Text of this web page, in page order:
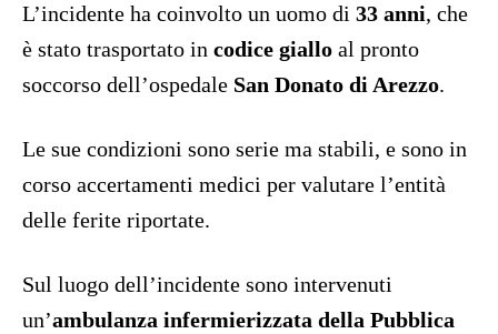
L’incidente ha coinvolto un uomo di 33 anni, che
è stato trasportato in codice giallo al pronto
soccorso dell’ospedale San Donato di Arezzo.
Le sue condizioni sono serie ma stabili, e sono in
corso accertamenti medici per valutare l’entità
delle ferite riportate.
Sul luogo dell’incidente sono intervenuti
un’ambulanza infermierizzata della Pubblica